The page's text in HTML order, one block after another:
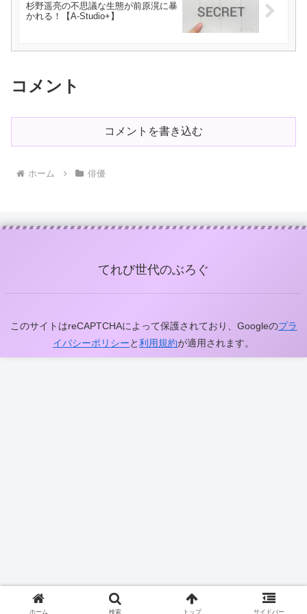
杉野遥亮の不思議な生態が前原滉に暴
かれる！【A-Studio+】
コメント
コメントを書き込む
ホーム 俳優
てれび世代のぶろぐ
このサイトはreCAPTCHAによって保護されており、Googleのプラ
イバシーポリシーと利用規約が適用されます。
ホーム 検索 トップ サイドバー